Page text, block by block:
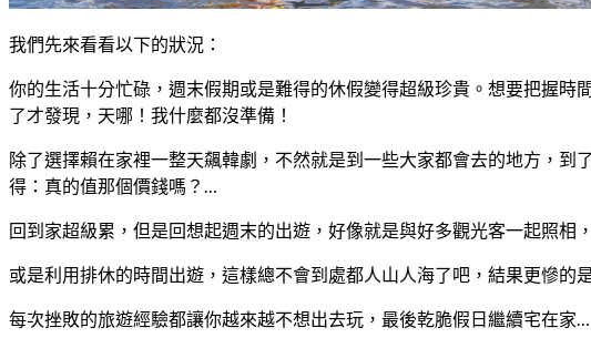
我們先來看看以下的狀況：
你的生活十分忙碌，週末假期或是難得的休假變得超級珍貴。想要把握
了才發現，天哪！我什麼都沒準備！
除了選擇賴在家裡一整天飆韓劇，不然就是到一些大家都會去的地方，
得：真的值那個價錢嗎？…
回到家超級累，但是回想起週末的出遊，好像就是與好多觀光客一起照
或是利用排休的時間出遊，這樣總不會到處都人山人海了吧，結果更慘的
每次挫敗的旅遊經驗都讓你越來越不想出去玩，最後乾脆假日繼續宅在家…